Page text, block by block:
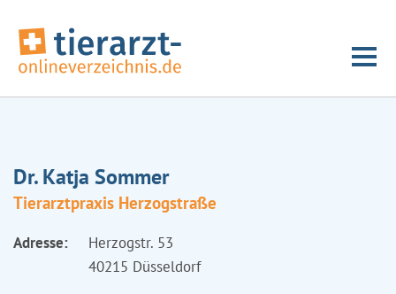
Dr. Katja Sommer
Tierarztpraxis Herzogstraße
Adresse:
Herzogstr. 53
40215 Düsseldorf